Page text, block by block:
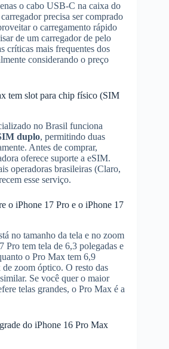
o cabo USB-C na caixa do
precisa ser comprado
o carregamento rápido
de um carregador de pelo
críticas mais frequentes dos
considerando o preço
tem slot para chip físico (SIM
no Brasil funciona
duplo, permitindo duas
Antes de comprar,
oferece suporte a eSIM.
operadoras brasileiras (Claro,
esse serviço.
o iPhone 17 Pro e o iPhone 17
no tamanho da tela e no zoom
Pro tem tela de 6,3 polegadas e
o Pro Max tem 6,9
de zoom óptico. O resto das
Se você quer o maior
telas grandes, o Pro Max é a
do iPhone 16 Pro Max